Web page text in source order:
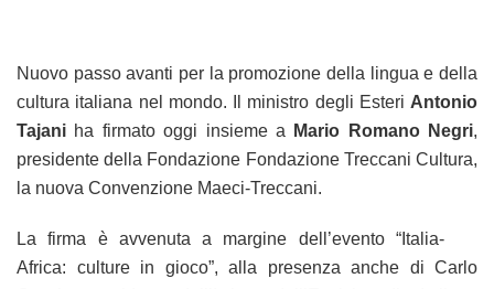
Nuovo passo avanti per la promozione della lingua e della
cultura italiana nel mondo. Il ministro degli Esteri Antonio
Tajani ha firmato oggi insieme a Mario Romano Negri,
presidente della Fondazione Fondazione Treccani Cultura,
la nuova Convenzione Maeci-Treccani.
La firma è avvenuta a margine dell’evento “Italia-
Africa: culture in gioco”, alla presenza anche di Carlo